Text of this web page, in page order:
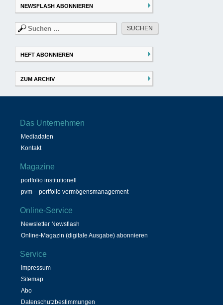
NEWSFLASH ABONNIEREN
Suchen
nach:
HEFT ABONNIEREN
ZUM ARCHIV
Das Unternehmen
Mediadaten
Kontakt
Magazine
portfolio institutionell
pvm – portfolio vermögensmanagement
Online-Service
Newsletter Newsflash
Online-Magazin (digitale Ausgabe) abonnieren
Service
Impressum
Sitemap
Abo
Datenschutzbestimmungen